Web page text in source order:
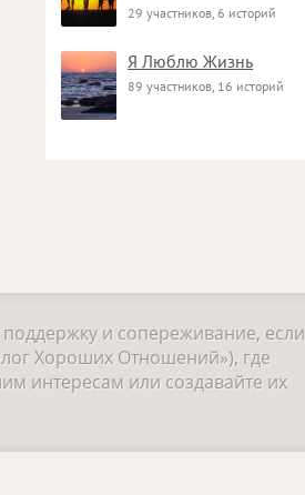
29 участников, 6 историй
Я Люблю Жизнь
89 участников, 16 историй
и сопереживание, если
Хороших Отношений»), где
интересам или создавайте их